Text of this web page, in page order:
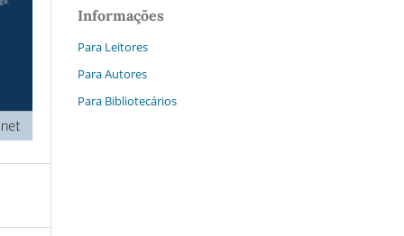
Informações
Para Leitores
Para Autores
Para Bibliotecários